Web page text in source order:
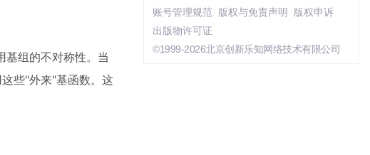
组的不对称性。当
些"外来"基函数。这
账号管理规范
版权与免责声明
版权申诉
出版物许可证
©1999-2026北京创新乐知网络技术有限公司